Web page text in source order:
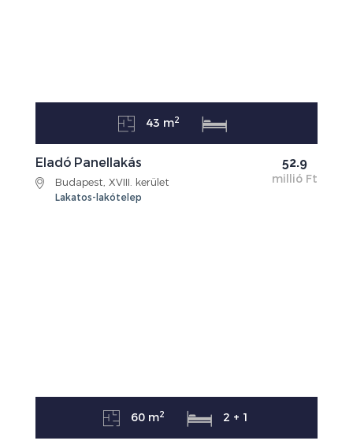
43 m2
52.9
millió Ft
Eladó Panellakás
Budapest, XVIII. kerület
Lakatos-lakótelep
60 m2 2 + 1